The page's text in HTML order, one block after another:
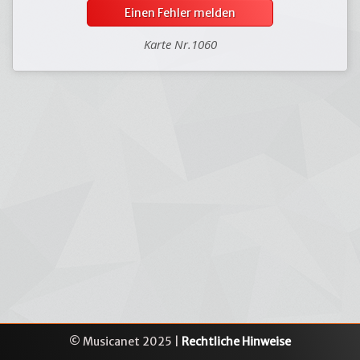
Einen Fehler melden
Karte Nr.1060
© Musicanet 2025 | Rechtliche Hinweise